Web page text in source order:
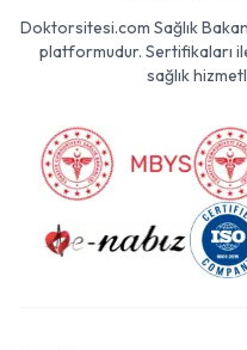
Doktorsitesi.com Sağlık
platformudur. Sertifikaları
sağlık